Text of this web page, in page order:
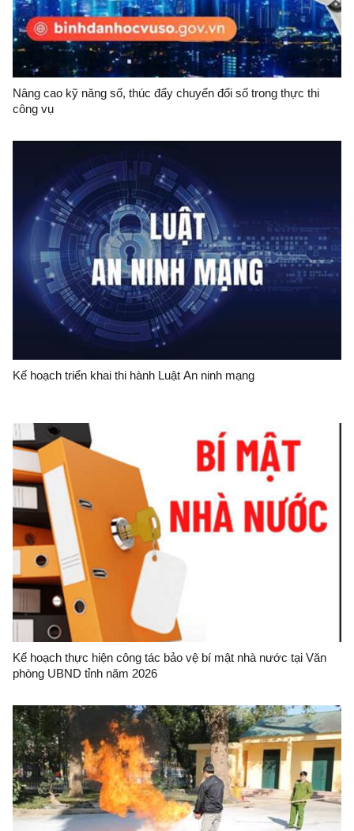
Nâng cao kỹ năng số, thúc đẩy chuyển đổi số trong thực thi
công vụ
Kế hoạch triển khai thi hành Luật An ninh mạng
Kế hoạch thực hiện công tác bảo vệ bí mật nhà nước tại Văn
phòng UBND tỉnh năm 2026